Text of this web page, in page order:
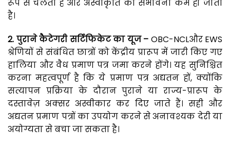
रूप से चलती है और अस्वीकृति की संभावना कम हो जाती
है।
2. पुरानेकैटेगरीसर्टिफिकेटकायूज – OBC-NCLऔर EWS
श्रेणियों से संबंधित छात्रों को केंद्रीय प्रारूप में जारी किए गए
हालिया और वैध प्रमाण पत्र जमा करने होंगे। यह सुनिश्चित
करना महत्वपूर्ण है कि ये प्रमाण पत्र अद्यतन हों, क्योंकि
सत्यापन प्रक्रिया के दौरान पुराने या राज्य-प्रारूप के
दस्तावेज़ अक्सर अस्वीकार कर दिए जाते हैं। सही और
अद्यतन प्रमाण पत्रों का उपयोग करने से अनावश्यक देरी या
अयोग्यता से बचा जा सकता है।